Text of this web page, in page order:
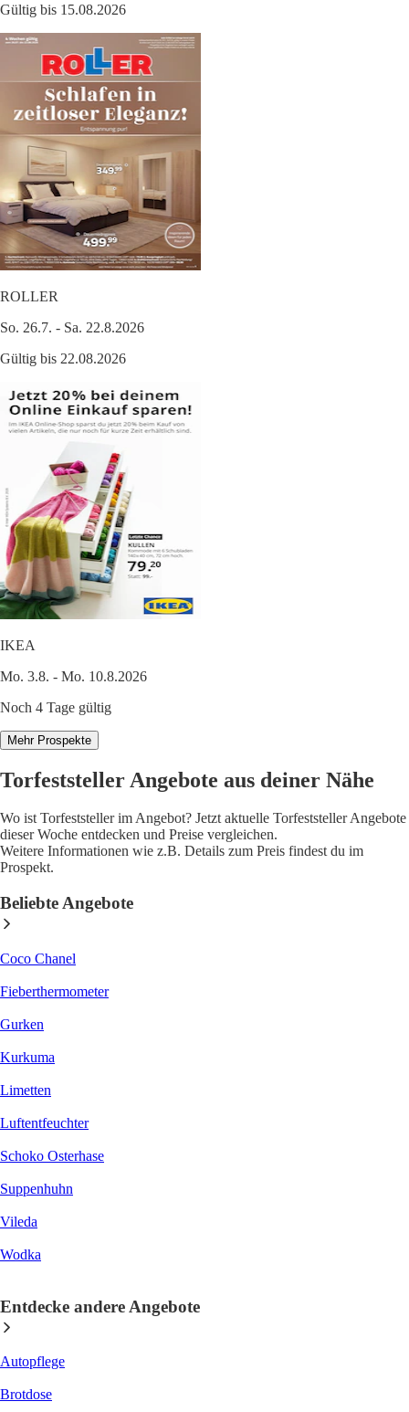
Gültig bis 15.08.2026
ROLLER
So. 26.7. - Sa. 22.8.2026
Gültig bis 22.08.2026
IKEA
Mo. 3.8. - Mo. 10.8.2026
Noch 4 Tage gültig
Mehr Prospekte
Torfeststeller Angebote aus deiner Nähe
Wo ist Torfeststeller im Angebot? Jetzt aktuelle Torfeststeller Angebote
dieser Woche entdecken und Preise vergleichen.
Weitere Informationen wie z.B. Details zum Preis findest du im
Prospekt.
Beliebte Angebote
Coco Chanel
Fieberthermometer
Gurken
Kurkuma
Limetten
Luftentfeuchter
Schoko Osterhase
Suppenhuhn
Vileda
Wodka
Entdecke andere Angebote
Autopflege
Brotdose